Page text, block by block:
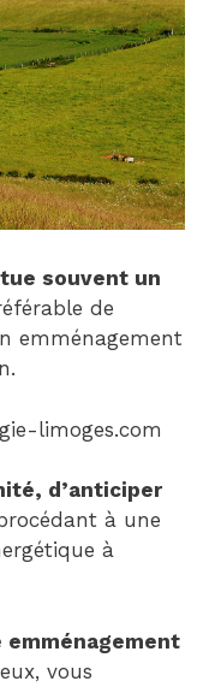
souvent un
de
emménagement
limoges.com
d’anticiper
à une
à
vous